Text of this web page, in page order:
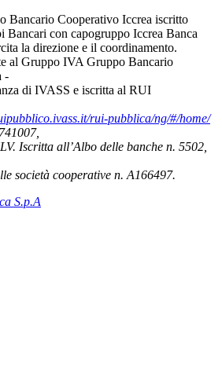
Bancario Cooperativo Iccrea iscritto
Bancari con capogruppo Iccrea Banca
la direzione e il coordinamento.
al Gruppo IVA Gruppo Bancario
-
di IVASS e iscritta al RUI
rui-pubblica/ng/#/home/
Iscritta all’Albo delle banche n. 5502,
società cooperative n. A166497.
S.p.A